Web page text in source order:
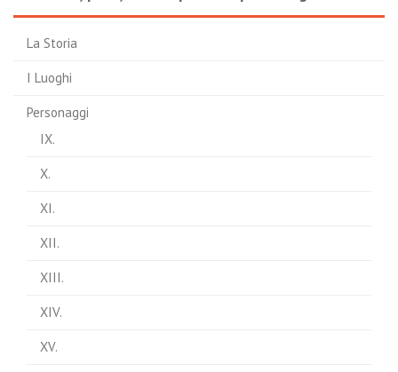
La Storia
I Luoghi
Personaggi
IX.
X.
XI.
XII.
XIII.
XIV.
XV.